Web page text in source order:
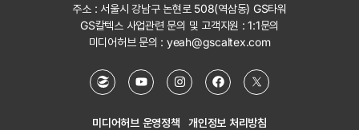
주소 : 서울시 강남구 논현로 508(역삼동) GS타워
GS칼텍스 사업관련 문의 및 고객지원 :1:1문의
미디어허브 문의 : yeah@gscaltex.com
미디어허브 운영정책 개인정보 처리방침